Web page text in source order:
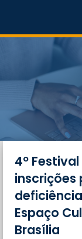
4º
inscrições
Espaço
Brasília